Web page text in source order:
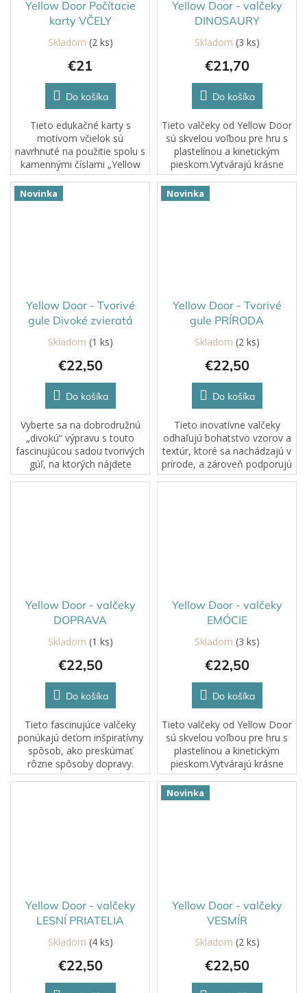
Yellow Door Počítacie
karty VČELY
Skladom (2 ks)
€21
Do košíka
Tieto edukačné karty s
motívom včielok sú
navrhnuté na použitie spolu s
kamennými číslami „Yellow
Door počítacie kamene
Včely“ a ponúkajú zábavný
spôsob, ako rozvíjať rané
Yellow Door - valčeky
DINOSAURY
Skladom (3 ks)
€21,70
Do košíka
Tieto valčeky od Yellow Door
sú skvelou voľbou pre hru s
plastelínou a kinetickým
pieskom.Vytvárajú krásne
textúry a deti si prácou s nimi
precvičujú jemnú motoriku a
rozvíjajú slovnú zásobu.
Novinka
Yellow Door - Tvorivé
gule Divoké zvieratá
Skladom (1 ks)
€22,50
Do košíka
Vyberte sa na dobrodružnú
„divokú“ výpravu s touto
fascinujúcou sadou tvorivých
gúľ, na ktorých nájdete
ikonické zvieratá – žirafu,
Novinka
Yellow Door - Tvorivé
gule PRÍRODA
Skladom (2 ks)
€22,50
Do košíka
Tieto inovatívne valčeky
odhaľujú bohatstvo vzorov a
textúr, ktoré sa nachádzajú v
prírode, a zároveň podporujú
rozvoj jemnej motoriky. Deti
Yellow Door - valčeky
DOPRAVA
Skladom (1 ks)
€22,50
Do košíka
Tieto fascinujúce valčeky
ponúkajú deťom inšpiratívny
spôsob, ako preskúmať
rôzne spôsoby dopravy.
Ideálne na rozvíjanie
Yellow Door - valčeky
EMÓCIE
Skladom (3 ks)
€22,50
Do košíka
Tieto valčeky od Yellow Door
sú skvelou voľbou pre hru s
plastelínou a kinetickým
pieskom.Vytvárajú krásne
textúry a deti si prácou s nimi
precvičujú jemnú motoriku a
rozvíjajú slovnú zásobu.
Yellow Door - valčeky
LESNÍ PRIATELIA
Skladom (4 ks)
€22,50
Novinka
Yellow Door - valčeky
VESMÍR
Skladom (2 ks)
€22,50